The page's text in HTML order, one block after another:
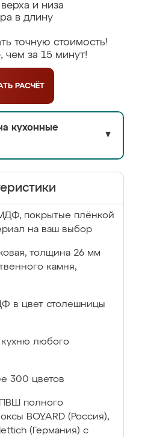
и низа
в длину
точную стоимость!
чем за 15 минут!
РАСЧЁТ
кухонные
▼
покрытые плёнкой
на ваш выбор
толщина 26 мм
камня,
в цвет столешницы
кухню любого
300 цветов
ПВШ полного
BOYARD (Россия),
(Германия) с